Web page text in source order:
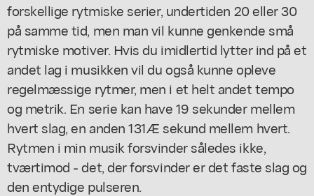
forskellige rytmiske serier, undertiden 20 eller 30
på samme tid, men man vil kunne genkende små
rytmiske motiver. Hvis du imidlertid lytter ind på et
andet lag i musikken vil du også kunne opleve
regelmæssige rytmer, men i et helt andet tempo
og metrik. En serie kan have 19 sekunder mellem
hvert slag, en anden 131Æ sekund mellem hvert.
Rytmen i min musik forsvinder således ikke,
tværtimod - det, der forsvinder er det faste slag og
den entydige pulseren.